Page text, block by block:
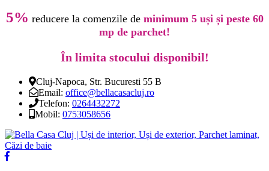
5% reducere la comenzile de minimum 5 uși și peste 60
mp de parchet!
În limita stocului disponibil!
Cluj-Napoca, Str. Bucuresti 55 B
Email: office@bellacasacluj.ro
Telefon: 0264432272
Mobil: 0753058656